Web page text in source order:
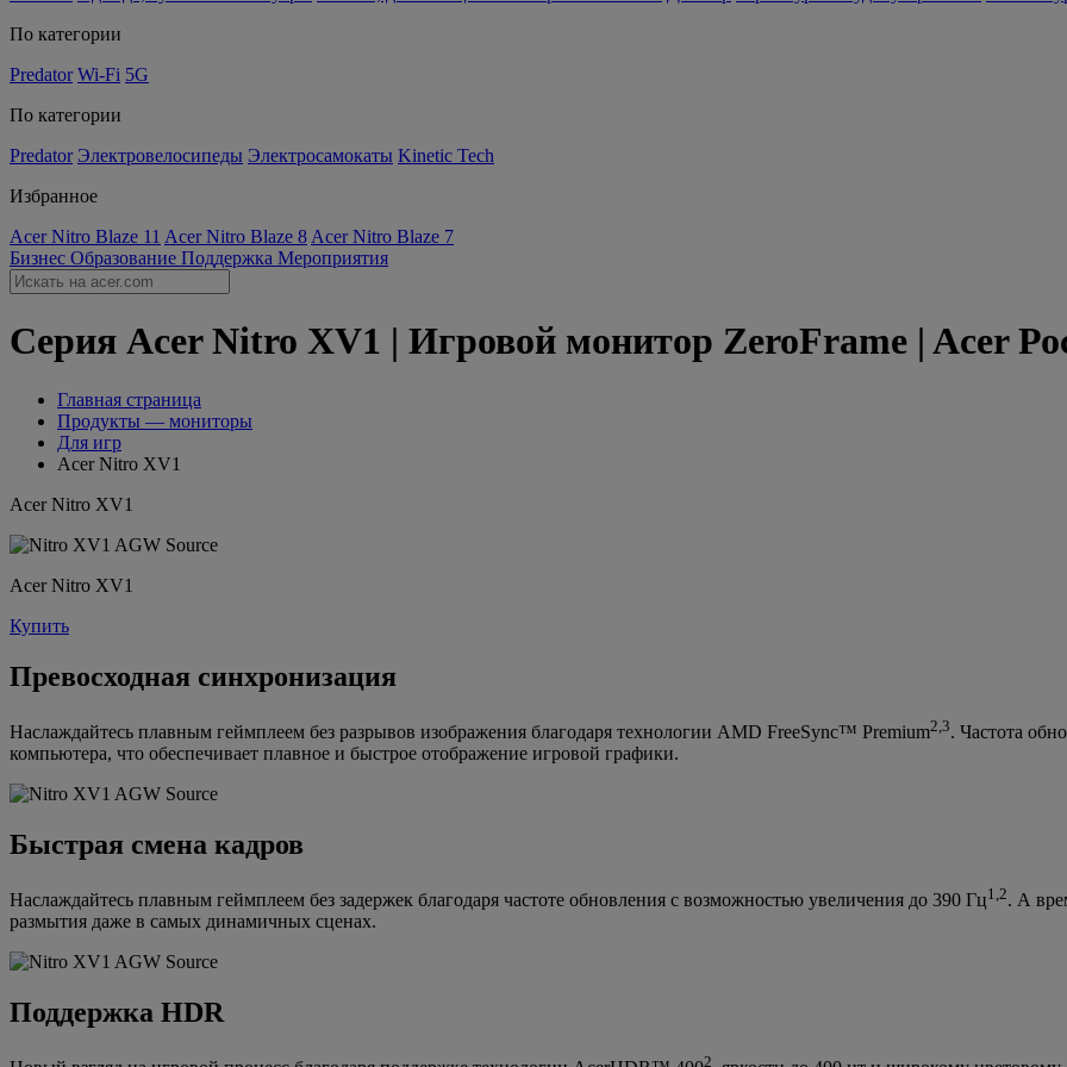
По категории
Predator Wi-Fi 5G
По категории
Predator Электровелосипеды Электросамокаты Kinetic Tech
Избранное
Acer Nitro Blaze 11 Acer Nitro Blaze 8 Acer Nitro Blaze 7
Бизнес Образование Поддержка Мероприятия
Серия Acer Nitro XV1 | Игровой монитор ZeroFrame | Acer
Главная страница
Продукты — мониторы
Для игр
Acer Nitro XV1
Acer Nitro XV1
Acer Nitro XV1
Купить
Превосходная синхронизация
Наслаждайтесь плавным геймплеем без разрывов изображения благодаря технологии AMD FreeSync™ Premium2,3. Частота
компьютера, что обеспечивает плавное и быстрое отображение игровой графики.
Быстрая смена кадров
Наслаждайтесь плавным геймплеем без задержек благодаря частоте обновления с возможностью увеличения до 390 Гц1,2. А
размытия даже в самых динамичных сценах.
Поддержка HDR
2